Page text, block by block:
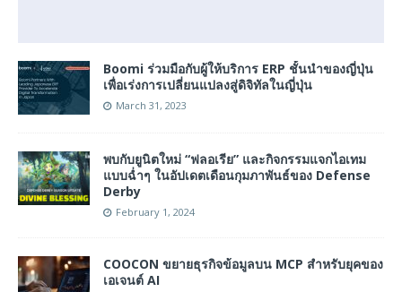
Boomi ร่วมมือกับผู้ให้บริการ ERP ชั้นนำของญี่ปุ่น
เพื่อเร่งการเปลี่ยนแปลงสู่ดิจิทัลในญี่ปุ่น
March 31, 2023
พบกับยูนิตใหม่ “ฟลอเรีย” และกิจกรรมแจกไอเทม
แบบฉ่ำๆ ในอัปเดตเดือนกุมภาพันธ์ของ Defense
Derby
February 1, 2024
COOCON ขยายธุรกิจข้อมูลบน MCP สำหรับยุคของ
เอเจนต์ AI